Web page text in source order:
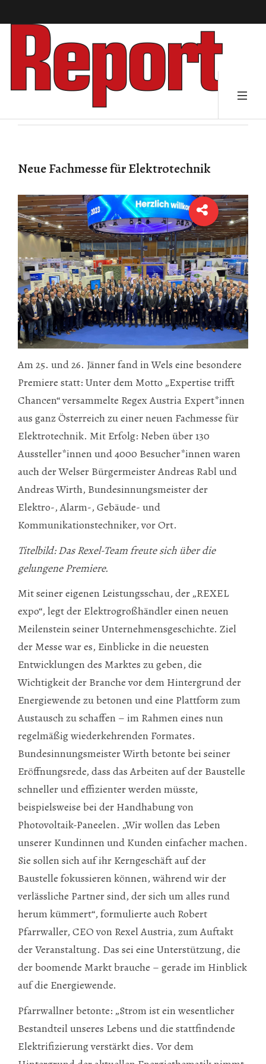
Neue Fachmesse für Elektrotechnik
Am 25. und 26. Jänner fand in Wels eine besondere
Premiere statt: Unter dem Motto „Expertise trifft
Chancen“ versammelte Regex Austria Expert*innen
aus ganz Österreich zu einer neuen Fachmesse für
Elektrotechnik. Mit Erfolg: Neben über 130
Aussteller*innen und 4000 Besucher*innen waren
auch der Welser Bürgermeister Andreas Rabl und
Andreas Wirth, Bundesinnungsmeister der
Elektro-, Alarm-, Gebäude- und
Kommunikationstechniker, vor Ort.
Titelbild: Das Rexel-Team freute sich über die
gelungene Premiere.
Mit seiner eigenen Leistungsschau, der „REXEL
expo“, legt der Elektrogroßhändler einen neuen
Meilenstein seiner Unternehmensgeschichte. Ziel
der Messe war es, Einblicke in die neuesten
Entwicklungen des Marktes zu geben, die
Wichtigkeit der Branche vor dem Hintergrund der
Energiewende zu betonen und eine Plattform zum
Austausch zu schaffen – im Rahmen eines nun
regelmäßig wiederkehrenden Formates.
Bundesinnungsmeister Wirth betonte bei seiner
Eröffnungsrede, dass das Arbeiten auf der Baustelle
schneller und effizienter werden müsste,
beispielsweise bei der Handhabung von
Photovoltaik-Paneelen. „Wir wollen das Leben
unserer Kundinnen und Kunden einfacher machen.
Sie sollen sich auf ihr Kerngeschäft auf der
Baustelle fokussieren können, während wir der
verlässliche Partner sind, der sich um alles rund
herum kümmert“, formulierte auch Robert
Pfarrwaller, CEO von Rexel Austria, zum Auftakt
der Veranstaltung. Das sei eine Unterstützung, die
der boomende Markt brauche – gerade im Hinblick
auf die Energiewende.
Pfarrwallner betonte: „Strom ist ein wesentlicher
Bestandteil unseres Lebens und die stattfindende
Elektrifizierung verstärkt dies. Vor dem